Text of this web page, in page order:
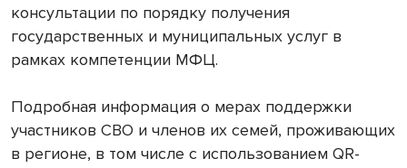
консультации по порядку получения
государственных и муниципальных услуг в
рамках компетенции МФЦ.
Подробная информация о мерах поддержки
участников СВО и членов их семей, проживающих
в регионе, в том числе с использованием QR-